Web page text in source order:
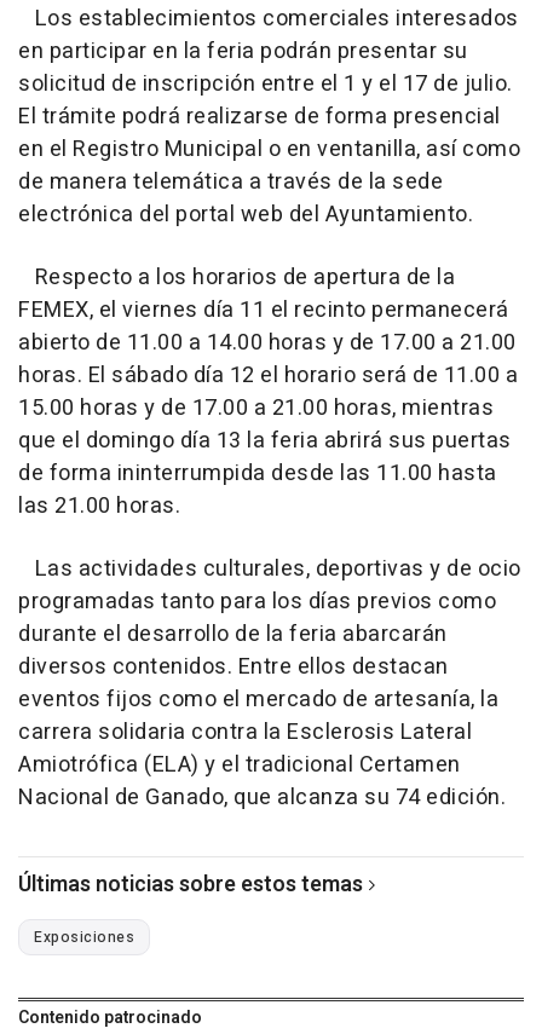
Los establecimientos comerciales interesados
en participar en la feria podrán presentar su
solicitud de inscripción entre el 1 y el 17 de julio.
El trámite podrá realizarse de forma presencial
en el Registro Municipal o en ventanilla, así como
de manera telemática a través de la sede
electrónica del portal web del Ayuntamiento.
Respecto a los horarios de apertura de la
FEMEX, el viernes día 11 el recinto permanecerá
abierto de 11.00 a 14.00 horas y de 17.00 a 21.00
horas. El sábado día 12 el horario será de 11.00 a
15.00 horas y de 17.00 a 21.00 horas, mientras
que el domingo día 13 la feria abrirá sus puertas
de forma ininterrumpida desde las 11.00 hasta
las 21.00 horas.
Las actividades culturales, deportivas y de ocio
programadas tanto para los días previos como
durante el desarrollo de la feria abarcarán
diversos contenidos. Entre ellos destacan
eventos fijos como el mercado de artesanía, la
carrera solidaria contra la Esclerosis Lateral
Amiotrófica (ELA) y el tradicional Certamen
Nacional de Ganado, que alcanza su 74 edición.
Últimas noticias sobre estos temas
Exposiciones
Contenido patrocinado